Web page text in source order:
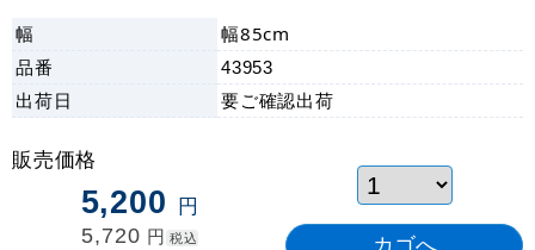
幅
幅85cm
品番
43953
出荷日 要ご確認出荷
販売価格
5,200 円
5,720 円 税込